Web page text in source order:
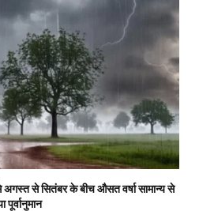
से सितंबर के बीच औसत वर्षा सामान्य से